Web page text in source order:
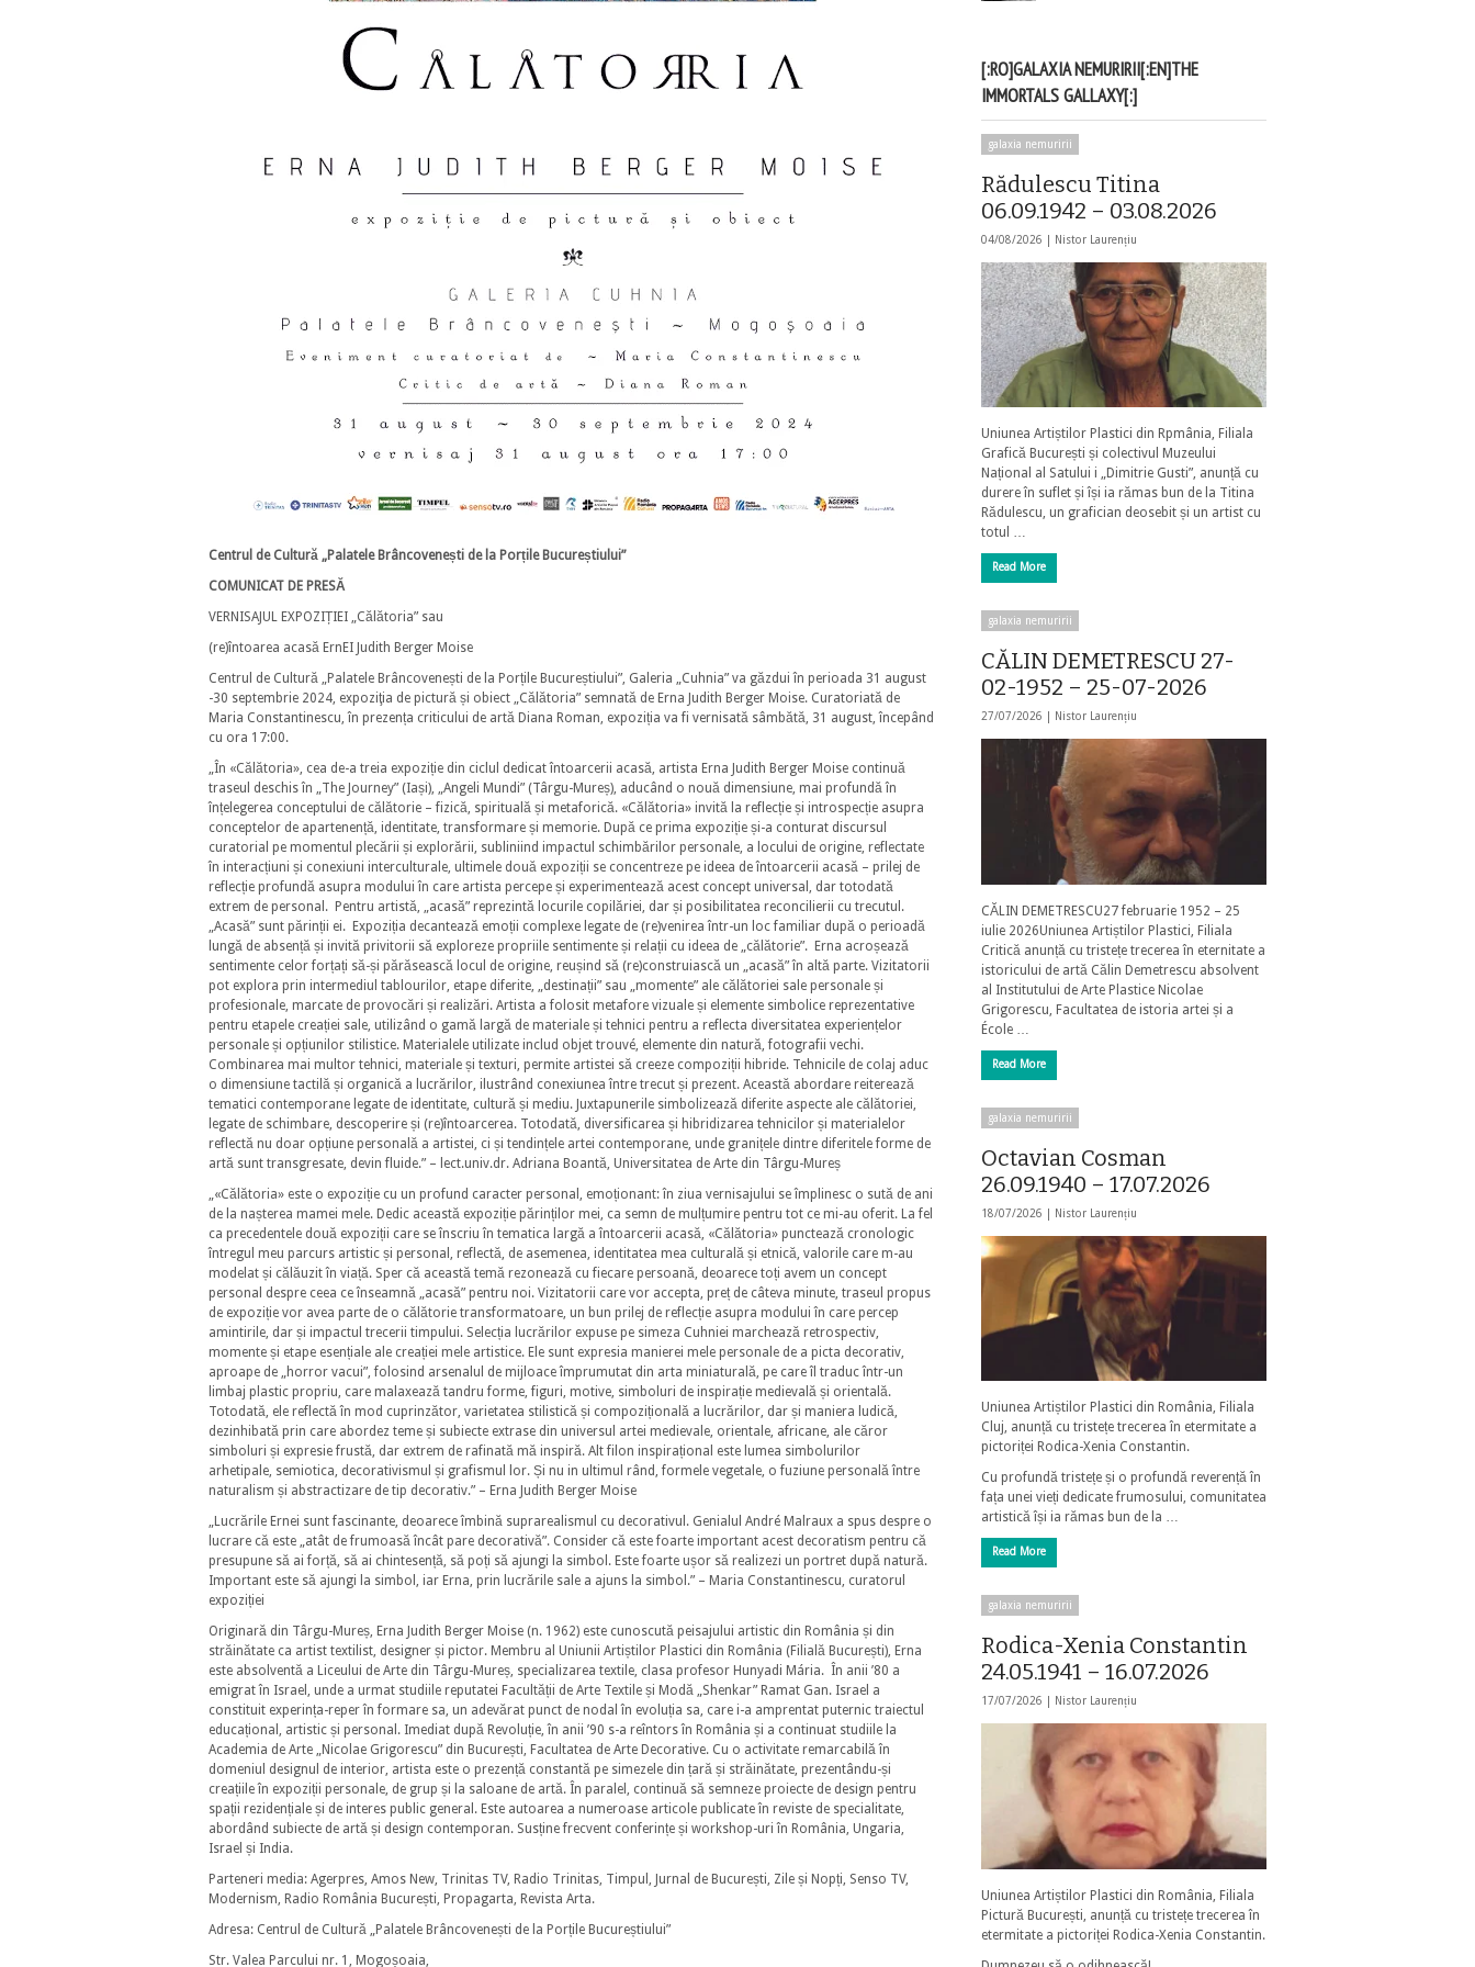
Centrul de Cultură „Palatele Brâncovenești de la Porțile Bucureștiului”
COMUNICAT DE PRESĂ
VERNISAJUL EXPOZIȚIEI „Călătoria” sau
(re)întoarea acasă ErnEI Judith Berger Moise
Centrul de Cultură „Palatele Brâncovenești de la Porțile Bucureștiului”, Galeria „Cuhnia” va găzdui în perioada 31 august
-30 septembrie 2024, expoziţia de pictură și obiect „Călătoria” semnată de Erna Judith Berger Moise. Curatoriată de
Maria Constantinescu, în prezența criticului de artă Diana Roman, expoziția va fi vernisată sâmbătă, 31 august, începând
cu ora 17:00.
„În «Călătoria», cea de-a treia expoziție din ciclul dedicat întoarcerii acasă, artista Erna Judith Berger Moise continuă
traseul deschis în „The Journey” (Iași), „Angeli Mundi” (Târgu-Mureș), aducând o nouă dimensiune, mai profundă în
înțelegerea conceptului de călătorie – fizică, spirituală și metaforică. «Călătoria» invită la reflecție și introspecție asupra
conceptelor de apartenență, identitate, transformare și memorie. După ce prima expoziție și-a conturat discursul
curatorial pe momentul plecării și explorării, subliniind impactul schimbărilor personale, a locului de origine, reflectate
în interacțiuni și conexiuni interculturale, ultimele două expoziții se concentreze pe ideea de întoarcerii acasă – prilej de
reflecție profundă asupra modului în care artista percepe și experimentează acest concept universal, dar totodată
extrem de personal. Pentru artistă, „acasă” reprezintă locurile copilăriei, dar și posibilitatea reconcilierii cu trecutul.
„Acasă” sunt părinții ei. Expoziția decantează emoții complexe legate de (re)venirea într-un loc familiar după o perioadă
lungă de absență și invită privitorii să exploreze propriile sentimente și relații cu ideea de „călătorie”. Erna acroșează
sentimente celor forțați să-și părăsească locul de origine, reușind să (re)construiască un „acasă” în altă parte. Vizitatorii
pot explora prin intermediul tablourilor, etape diferite, „destinații” sau „momente” ale călătoriei sale personale și
profesionale, marcate de provocări și realizări. Artista a folosit metafore vizuale și elemente simbolice reprezentative
pentru etapele creației sale, utilizând o gamă largă de materiale și tehnici pentru a reflecta diversitatea experiențelor
personale și opțiunilor stilistice. Materialele utilizate includ objet trouvé, elemente din natură, fotografii vechi.
Combinarea mai multor tehnici, materiale și texturi, permite artistei să creeze compoziții hibride. Tehnicile de colaj aduc
o dimensiune tactilă și organică a lucrărilor, ilustrând conexiunea între trecut și prezent. Această abordare reiterează
tematici contemporane legate de identitate, cultură și mediu. Juxtapunerile simbolizează diferite aspecte ale călătoriei,
legate de schimbare, descoperire și (re)întoarcerea. Totodată, diversificarea și hibridizarea tehnicilor și materialelor
reflectă nu doar opțiune personală a artistei, ci și tendințele artei contemporane, unde granițele dintre diferitele forme de
artă sunt transgresate, devin fluide.” – lect.univ.dr. Adriana Boantă, Universitatea de Arte din Târgu-Mureș
„«Călătoria» este o expoziție cu un profund caracter personal, emoționant: în ziua vernisajului se împlinesc o sută de ani
de la nașterea mamei mele. Dedic această expoziție părinților mei, ca semn de mulțumire pentru tot ce mi-au oferit. La fel
ca precedentele două expoziții care se înscriu în tematica largă a întoarcerii acasă, «Călătoria» punctează cronologic
întregul meu parcurs artistic și personal, reflectă, de asemenea, identitatea mea culturală și etnică, valorile care m-au
modelat și călăuzit în viață. Sper că această temă rezonează cu fiecare persoană, deoarece toți avem un concept
personal despre ceea ce înseamnă „acasă” pentru noi. Vizitatorii care vor accepta, preț de câteva minute, traseul propus
de expoziție vor avea parte de o călătorie transformatoare, un bun prilej de reflecție asupra modului în care percep
amintirile, dar și impactul trecerii timpului. Selecția lucrărilor expuse pe simeza Cuhniei marchează retrospectiv,
momente și etape esențiale ale creației mele artistice. Ele sunt expresia manierei mele personale de a picta decorativ,
aproape de „horror vacui”, folosind arsenalul de mijloace împrumutat din arta miniaturală, pe care îl traduc într-un
limbaj plastic propriu, care malaxează tandru forme, figuri, motive, simboluri de inspirație medievală și orientală.
Totodată, ele reflectă în mod cuprinzător, varietatea stilistică și compozițională a lucrărilor, dar și maniera ludică,
dezinhibată prin care abordez teme și subiecte extrase din universul artei medievale, orientale, africane, ale căror
simboluri și expresie frustă, dar extrem de rafinată mă inspiră. Alt filon inspirațional este lumea simbolurilor
arhetipale, semiotica, decorativismul și grafismul lor. Și nu in ultimul rând, formele vegetale, o fuziune personală între
naturalism și abstractizare de tip decorativ.” – Erna Judith Berger Moise
„Lucrările Ernei sunt fascinante, deoarece îmbină suprarealismul cu decorativul. Genialul André Malraux a spus despre o
lucrare că este „atât de frumoasă încât pare decorativă”. Consider că este foarte important acest decoratism pentru că
presupune să ai forță, să ai chintesență, să poți să ajungi la simbol. Este foarte ușor să realizezi un portret după natură.
Important este să ajungi la simbol, iar Erna, prin lucrările sale a ajuns la simbol.” – Maria Constantinescu, curatorul
expoziției
Originară din Târgu-Mureș, Erna Judith Berger Moise (n. 1962) este cunoscută peisajului artistic din România și din
străinătate ca artist textilist, designer și pictor. Membru al Uniunii Artiștilor Plastici din România (Filială București), Erna
este absolventă a Liceului de Arte din Târgu-Mureș, specializarea textile, clasa profesor Hunyadi Mária. În anii ’80 a
emigrat în Israel, unde a urmat studiile reputatei Facultății de Arte Textile și Modă „Shenkar” Ramat Gan. Israel a
constituit experința-reper în formare sa, un adevărat punct de nodal în evoluția sa, care i-a amprentat puternic traiectul
educațional, artistic și personal. Imediat după Revoluție, în anii ’90 s-a reîntors în România și a continuat studiile la
Academia de Arte „Nicolae Grigorescu” din București, Facultatea de Arte Decorative. Cu o activitate remarcabilă în
domeniul designul de interior, artista este o prezență constantă pe simezele din țară și străinătate, prezentându-și
creațiile în expoziții personale, de grup și la saloane de artă. În paralel, continuă să semneze proiecte de design pentru
spații rezidențiale și de interes public general. Este autoarea a numeroase articole publicate în reviste de specialitate,
abordând subiecte de artă și design contemporan. Susține frecvent conferințe și workshop-uri în România, Ungaria,
Israel și India.
Parteneri media: Agerpres, Amos New, Trinitas TV, Radio Trinitas, Timpul, Jurnal de București, Zile și Nopți, Senso TV,
Modernism, Radio România București, Propagarta, Revista Arta.
Adresa: Centrul de Cultură „Palatele Brâncovenești de la Porțile Bucureștiului”
Str. Valea Parcului nr. 1, Mogoșoaia,
[:RO]GALAXIA NEMURIRII[:EN]THE
IMMORTALS GALLAXY[:]
galaxia nemuririi
Rădulescu Titina
06.09.1942 – 03.08.2026
04/08/2026 | Nistor Laurențiu
Uniunea Artiștilor Plastici din Rpmânia, Filiala
Grafică București și colectivul Muzeului
Național al Satului i „Dimitrie Gusti”, anunță cu
durere în suflet și își ia rămas bun de la Titina
Rădulescu, un grafician deosebit și un artist cu
totul …
Read More
galaxia nemuririi
CĂLIN DEMETRESCU 27-
02-1952 – 25-07-2026
27/07/2026 | Nistor Laurențiu
CĂLIN DEMETRESCU27 februarie 1952 – 25
iulie 2026Uniunea Artiștilor Plastici, Filiala
Critică anunță cu tristețe trecerea în eternitate a
istoricului de artă Călin Demetrescu absolvent
al Institutului de Arte Plastice Nicolae
Grigorescu, Facultatea de istoria artei și a
École …
Read More
galaxia nemuririi
Octavian Cosman
26.09.1940 – 17.07.2026
18/07/2026 | Nistor Laurențiu
Uniunea Artiștilor Plastici din România, Filiala
Cluj, anunță cu tristețe trecerea în etermitate a
pictoriței Rodica-Xenia Constantin.
Cu profundă tristețe și o profundă reverență în
fața unei vieți dedicate frumosului, comunitatea
artistică își ia rămas bun de la …
Read More
galaxia nemuririi
Rodica-Xenia Constantin
24.05.1941 – 16.07.2026
17/07/2026 | Nistor Laurențiu
Uniunea Artiștilor Plastici din România, Filiala
Pictură București, anunță cu tristețe trecerea în
etermitate a pictoriței Rodica-Xenia Constantin.